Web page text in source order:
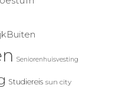
Seniorenhuisvesting
Studiereis sun city